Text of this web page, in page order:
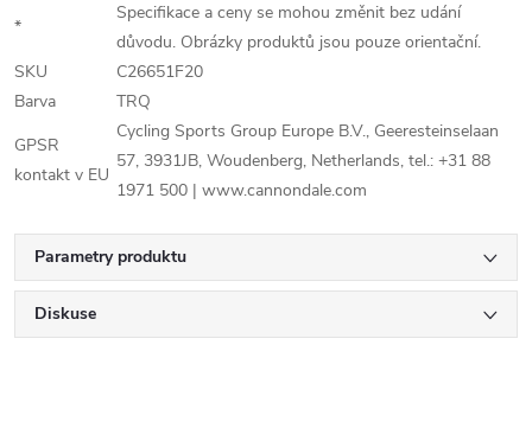
*
Specifikace a ceny se mohou změnit bez udání
důvodu. Obrázky produktů jsou pouze orientační.
SKU
C26651F20
Barva
TRQ
GPSR
kontakt v EU
Cycling Sports Group Europe B.V., Geeresteinselaan
57, 3931JB, Woudenberg, Netherlands, tel.: +31 88
1971 500 | www.cannondale.com
Parametry produktu
Diskuse